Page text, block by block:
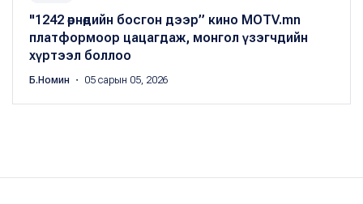
"1242 өрнөдийн босгон дээр” кино MOTV.mn
платформоор цацагдаж, монгол үзэгчдийн
хүртээл боллоо
Б.Номин ・ 05 сарын 05, 2026